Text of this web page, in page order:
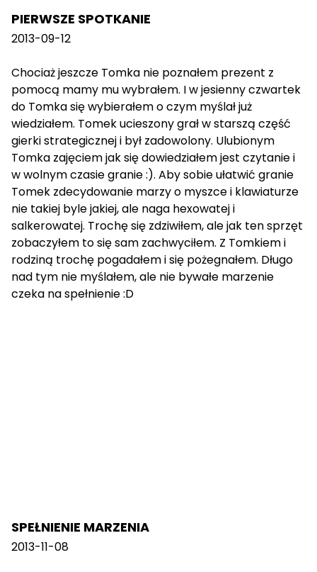
PIERWSZE SPOTKANIE
2013-09-12
Chociaż jeszcze Tomka nie poznałem prezent z
pomocą mamy mu wybrałem. I w jesienny czwartek
do Tomka się wybierałem o czym myślał już
wiedziałem. Tomek ucieszony grał w starszą część
gierki strategicznej i był zadowolony. Ulubionym
Tomka zajęciem jak się dowiedziałem jest czytanie i
w wolnym czasie granie :). Aby sobie ułatwić granie
Tomek zdecydowanie marzy o myszce i klawiaturze
nie takiej byle jakiej, ale naga hexowatej i
salkerowatej. Trochę się zdziwiłem, ale jak ten sprzęt
zobaczyłem to się sam zachwyciłem. Z Tomkiem i
rodziną trochę pogadałem i się pożegnałem. Długo
nad tym nie myślałem, ale nie bywałe marzenie
czeka na spełnienie :D
SPEŁNIENIE MARZENIA
2013-11-08